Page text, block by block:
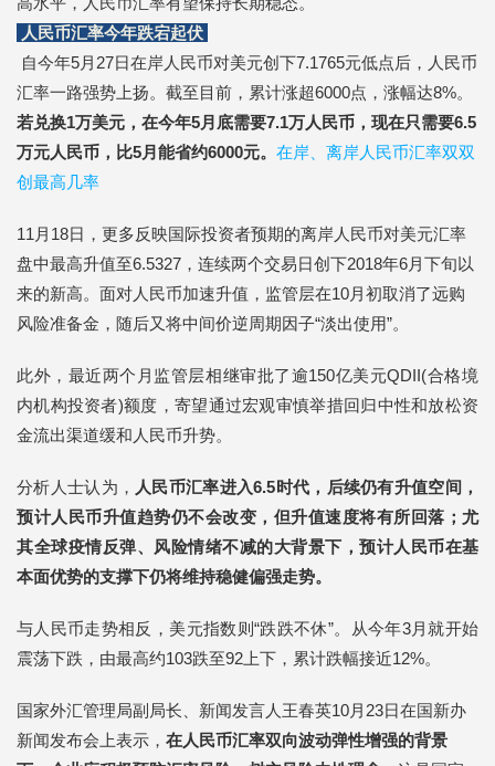
人民币汇率今年跌宕起伏
自今年5月27日在岸人民币对美元创下7.1765元低点后，人民币
汇率一路强势上扬。截至目前，累计涨超6000点，涨幅达8%。
若兑换1万美元，在今年5月底需要7.1万人民币，现在只需要6.5
万元人民币，比5月能省约6000元。 在岸、离岸人民币汇率双双
创最高几率
11月18日，更多反映国际投资者预期的离岸人民币对美元汇率
盘中最高升值至6.5327，连续两个交易日创下2018年6月下旬以
来的新高。面对人民币加速升值，监管层在10月初取消了远购
风险准备金，随后又将中间价逆周期因子“淡出使用”。
此外，最近两个月监管层相继审批了逾150亿美元QDII(合格境
内机构投资者)额度，寄望通过宏观审慎举措回归中性和放松资
金流出渠道缓和人民币升势。
分析人士认为， 人民币汇率进入6.5时代，后续仍有升值空间，
预计人民币升值趋势仍不会改变，但升值速度将有所回落；尤
其全球疫情反弹、风险情绪不减的大背景下，预计人民币在基
本面优势的支撑下仍将维持稳健偏强走势。
与人民币走势相反，美元指数则“跌跌不休”。从今年3月就开始
震荡下跌，由最高约103跌至92上下，累计跌幅接近12%。
国家外汇管理局副局长、新闻发言人王春英10月23日在国新办
新闻发布会上表示， 在人民币汇率双向波动弹性增强的背景